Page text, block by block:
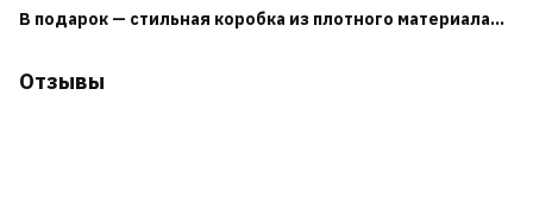
В подарок — стильная коробка из плотного материала...
Отзывы